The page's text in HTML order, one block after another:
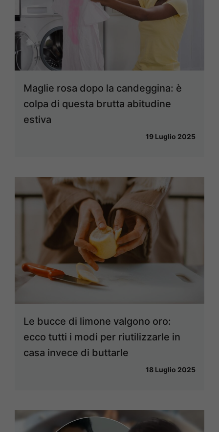
Maglie rosa dopo la candeggina: è
colpa di questa brutta abitudine
estiva
19 Luglio 2025
Le bucce di limone valgono oro:
ecco tutti i modi per riutilizzarle in
casa invece di buttarle
18 Luglio 2025